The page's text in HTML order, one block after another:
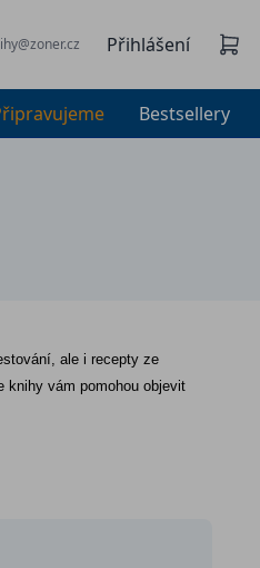
Přihlášení
Bestsellery
ale i recepty ze
knihy vám pomohou objevit